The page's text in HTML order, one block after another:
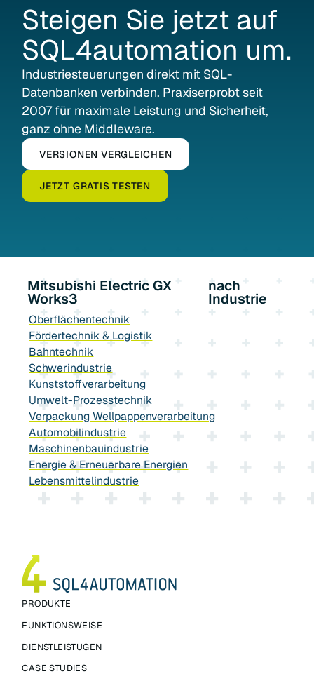
Steigen Sie jetzt auf
SQL4automation um.
Industrie­steuerungen direkt mit SQL-
Datenbanken verbinden. Praxiserprobt seit
2007 für maximale Leistung und Sicherheit,
ganz ohne Middleware.
VERSIONEN VERGLEICHEN
JETZT GRATIS TESTEN
Mitsubishi Electric GX
Works3
nach
Industrie
Oberflächentechnik
Fördertechnik & Logistik
Bahntechnik
Schwerindustrie
Kunststoffverarbeitung
Umwelt-Prozesstechnik
Verpackung Wellpappenverarbeitung
Automobilindustrie
Maschinenbauindustrie
Energie & Erneuerbare Energien
Lebensmittelindustrie
PRODUKTE
FUNKTIONSWEISE
DIENSTLEISTUGEN
CASE STUDIES